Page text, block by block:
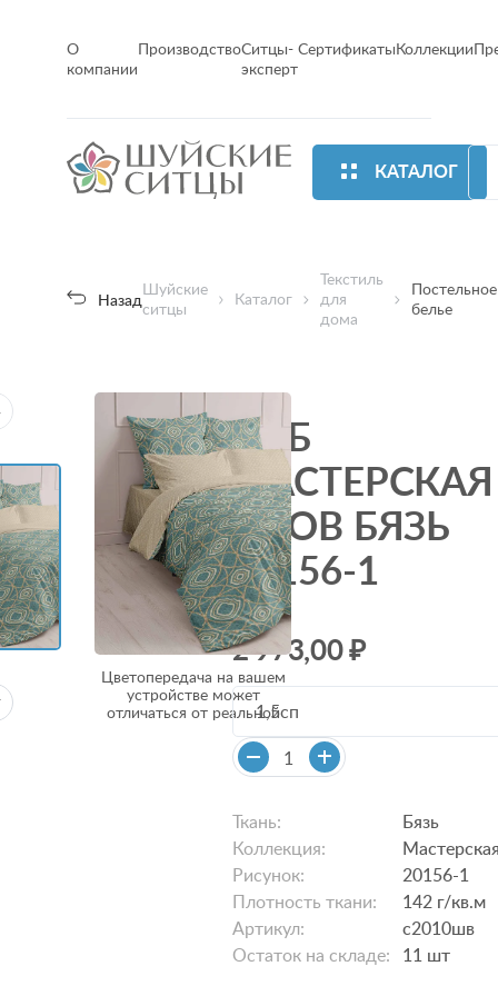
О
компании
ПроизводствоСитцы-
эксперт
СертификатыКоллекции
КАТАЛОГ
НазадШуйские
ситцы
Каталог
Текстиль
для
дома
Постельное
белье
Цветопередача на вашем
устройстве может
отличаться от реальной
КПБ
МАСТЕРСКАЯ
СНОВ БЯЗЬ
20156-1
2 973,00 ₽
1,5сп
Ткань:
Бязь
Коллекция:
Рисунок:
20156-1
Плотность ткани:
142 г/кв.м
Артикул:
с2010шв
Остаток на складе: 11 шт